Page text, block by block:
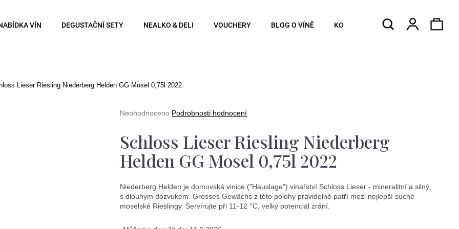
VÍN DEGUSTAČNÍ SETY NEALKO & DELI VOUCHERY BLOG O VÍNĚ KONTAKTY Hledat
Lieser Riesling Niederberg Helden GG Mosel 0,75l 2022
Průměrné
je
0,0
z
5
Neohodnoceno Podrobnosti hodnocení
Schloss Lieser Riesling Niederberg
Helden GG Mosel 0,75l 2022
Niederberg Helden je domovská vinice ("Hauslage") vinařství Schloss Lieser - mineralitní a silný,
s dlouhým dozvukem. Grosses Gewächs z této polohy pravidelně patří mezi nejlepší suché
moselské Rieslingy. Servírujte při 11-12 °C, velký potenciál zrání.